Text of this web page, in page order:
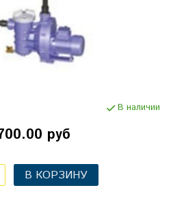
В наличии
руб
В КОРЗИНУ